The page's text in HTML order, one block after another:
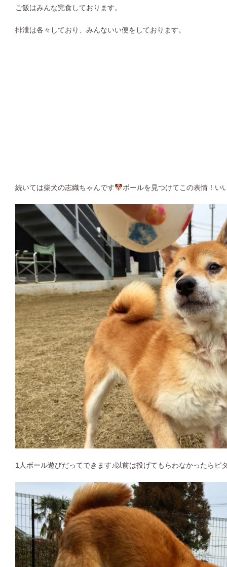
ご飯はみんな完食しております。
排泄は各々しており、みんないい便をしております。
続いては柴犬の志織ちゃんです ボールを見つけてこの表情！い
1人ボール遊びだってできます♪以前は投げてもらわなかったらピ